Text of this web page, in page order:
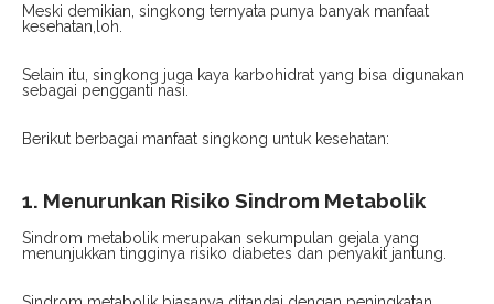
Meski demikian, singkong ternyata punya banyak manfaat
kesehatan,loh.
Selain itu, singkong juga kaya karbohidrat yang bisa digunakan
sebagai pengganti nasi.
Berikut berbagai manfaat singkong untuk kesehatan:
1. Menurunkan Risiko Sindrom Metabolik
Sindrom metabolik merupakan sekumpulan gejala yang
menunjukkan tingginya risiko diabetes dan penyakit jantung.